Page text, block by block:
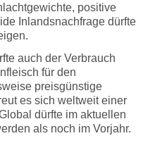
positive
Inlandsnachfrage dürfte
auch der Verbrauch
für den
preisgünstige
es sich weltweit einer
dürfte im aktuellen
als noch im Vorjahr.